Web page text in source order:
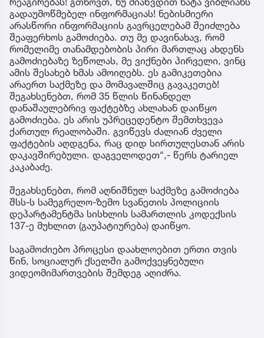
გადაუმოწმებელ ინფორმაციას! ნებისმიერი
არასწორი ინფორმაციის გავრცელებამ შეიძლება
შეაფერხოს გამოძიება. თუ მე დავინახავ, რომ
რომელიმე თანამდებობის პირი მართლაც ახდენს
გამოძიებაზე ზეწოლას, მე ვიქნები პირველი, ვინც
ამის შესახებ ხმას ამოიღებს. ეს გამიკეთებია
არაერთ საქმეზე და მომავალშიც გავაკეთებ!
შეგახსენებთ, რომ 35 წლის წინანდელ
დანაშაულებრივ ფაქტებზე ახლახან დაიწყო
გამოძიება. ეს არის უპრეცედენტო შემთხვევა
ქართულ რეალობაში. გვიწევს ძალიან ძველი
ფაქტების აღდგენა, რაც დიდ სირთულესთან არის
დაკავშირებული. დაგველოდეთ“,- წერს ტარიელ
კაკაბაძე.
შეგახსენებთ, რომ აღნიშნულ საქმეზე გამოძიება
შსს-ს სამეგრელო-ზემო სვანეთის პოლიციის
დეპარტამენტმა სისხლის სამართლის კოდექსის
137-ე მუხლით (გაუპატიურება) დაიწყო.
საგამოძიებო პროცესი დაახლოებით ერთი თვის
წინ, სოციალურ ქსელში გამოქვეყნებული
ვიდეომიმართვების შემდეგ აღიძრა.